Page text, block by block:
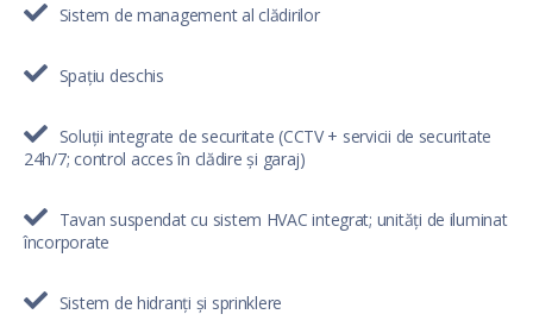
Sistem de management al clădirilor
Spațiu deschis
Soluții integrate de securitate (CCTV + servicii de securitate
24h/7; control acces în clădire și garaj)
Tavan suspendat cu sistem HVAC integrat; unități de iluminat
încorporate
Sistem de hidranți și sprinklere